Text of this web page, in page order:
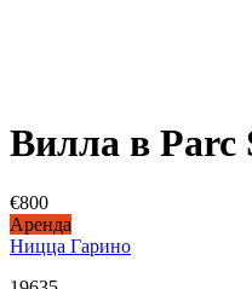
Вилла в Parc
€800
Аренда
Ницца Гарино